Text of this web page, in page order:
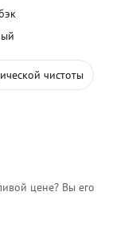
чистоты
цене? Вы его